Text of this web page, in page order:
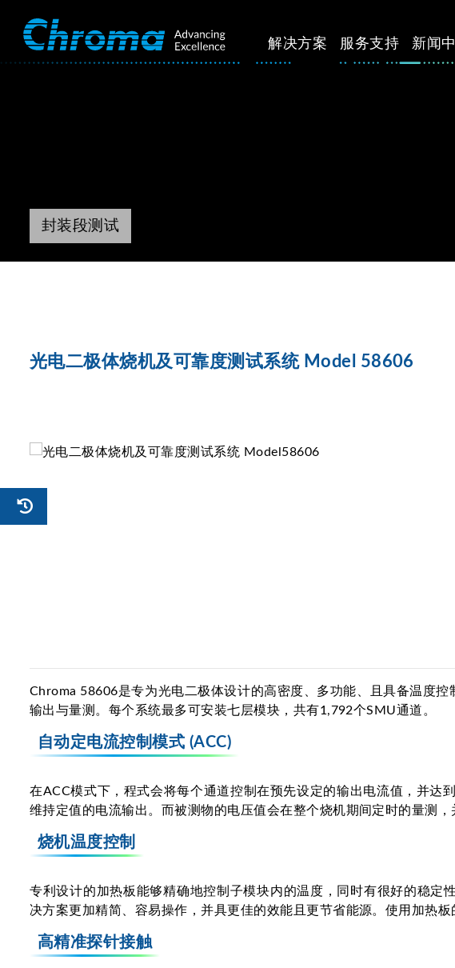
解决方案 服务支持 新闻
封装段测试
光电二极体烧机及可靠度测试系统 Model 58606
Chroma 58606是专为光电二极体设计的高密度、多功能、且具备温度
输出与量测。每个系统最多可安装七层模块，共有1,792个SMU通道。
自动定电流控制模式 (ACC)
在ACC模式下，程式会将每个通道控制在预先设定的输出电流值，并达
维持定值的电流输出。而被测物的电压值会在整个烧机期间定时的量测
烧机温度控制
专利设计的加热板能够精确地控制子模块内的温度，同时有很好的稳
决方案更加精简、容易操作，并具更佳的效能且更节省能源。使用加热
高精准探针接触